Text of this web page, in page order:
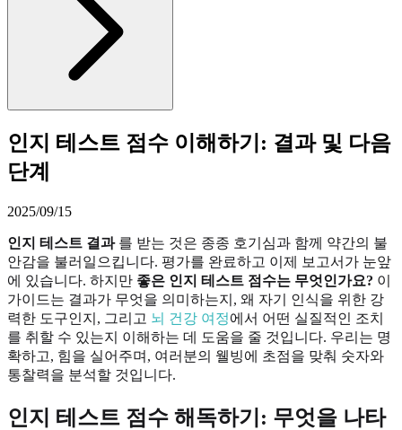
인지 테스트 점수 이해하기: 결과 및 다음
단계
2025/09/15
인지 테스트 결과를 받는 것은 종종 호기심과 함께 약간의 불
안감을 불러일으킵니다. 평가를 완료하고 이제 보고서가 눈앞
에 있습니다. 하지만 좋은 인지 테스트 점수는 무엇인가요? 이
가이드는 결과가 무엇을 의미하는지, 왜 자기 인식을 위한 강
력한 도구인지, 그리고 뇌 건강 여정에서 어떤 실질적인 조치
를 취할 수 있는지 이해하는 데 도움을 줄 것입니다. 우리는 명
확하고, 힘을 실어주며, 여러분의 웰빙에 초점을 맞춰 숫자와
통찰력을 분석할 것입니다.
인지 테스트 점수 해독하기: 무엇을 나타